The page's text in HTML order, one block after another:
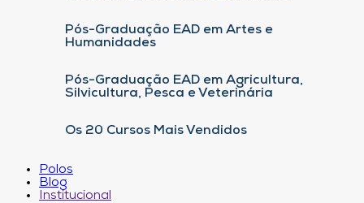
Pós-Graduação EAD em Artes e
Humanidades
Pós-Graduação EAD em Agricultura,
Silvicultura, Pesca e Veterinária
Os 20 Cursos Mais Vendidos
Polos
Blog
Institucional